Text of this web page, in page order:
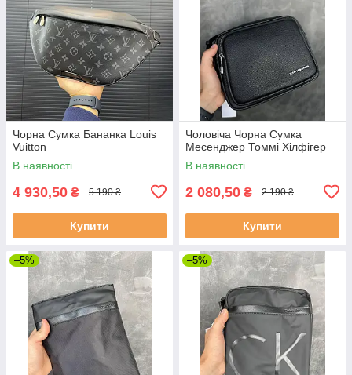
Чорна Сумка Бананка Louis
Vuitton
В наявності
4 930,50 ₴ 5 190 ₴
Купити
Чоловіча Чорна Сумка
Месенджер Томмі Хілфігер
В наявності
2 080,50 ₴ 2 190 ₴
Купити
–5% –5%